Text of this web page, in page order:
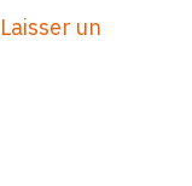
Laisser un